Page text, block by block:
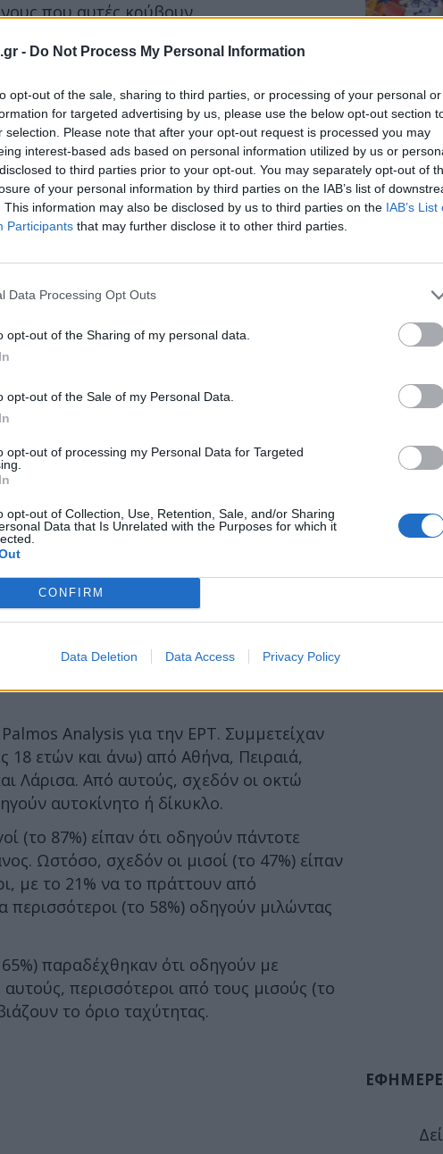
- Do Not Process My Personal Information
opt-out of the sale, sharing to third parties, or processing of your personal or
for targeted advertising by us, please use the below opt-out section
selection. Please note that after your opt-out request is processed you may
interest-based ads based on personal information utilized by us or
to third parties prior to your opt-out. You may separately opt-out of
of your personal information by third parties on the IAB’s list of
This information may also be disclosed by us to third parties on the IAB’s List
Participants that may further disclose it to other third parties.
Data Processing Opt Outs
opt-out of the Sharing of my personal data.
opt-out of the Sale of my Personal Data.
opt-out of processing my Personal Data for Targeted
opt-out of Collection, Use, Retention, Sale, and/or Sharing
Data that Is Unrelated with the Purposes for which it
CONFIRM
Data Deletion Data Access Privacy Policy
που αυτές κρύβουν.
οδηγούν το αυτοκίνητό τους άτομα
πλειονότητά τους είναι ότι
ασφαλείας ή το κράνος.
Analysis για την ΕΡΤ. Συμμετείχαν
18 ετών και άνω) από Αθήνα, Πειραιά,
Λάρισα. Από αυτούς, σχεδόν οι οκτώ
αυτοκίνητο ή δίκυκλο.
(το 87%) είπαν ότι οδηγούν πάντοτε
Ωστόσο, σχεδόν οι μισοί (το 47%) είπαν
με το 21% να το πράττουν από
(το 58%) οδηγούν μιλώντας
παραδέχθηκαν ότι οδηγούν με
περισσότεροι από τους μισούς (το
το όριο ταχύτητας.
ΙΣΑ:
Νείλου
Αρχές
Κεχρί:
μπορεί